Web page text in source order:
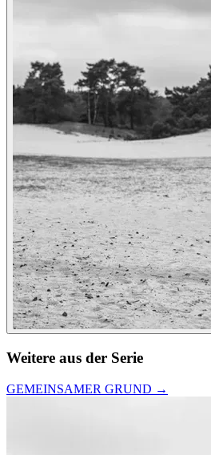
Weitere aus der Serie
GEMEINSAMER GRUND →